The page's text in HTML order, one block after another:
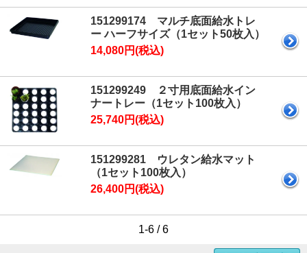
151299174 マルチ底面給水トレ
ー ハーフサイズ（1セット50枚入）
14,080円(税込)
151299249 ２寸用底面給水イン
ナートレー（1セット100枚入）
25,740円(税込)
151299281 ウレタン給水マット
（1セット100枚入）
26,400円(税込)
1-6 / 6